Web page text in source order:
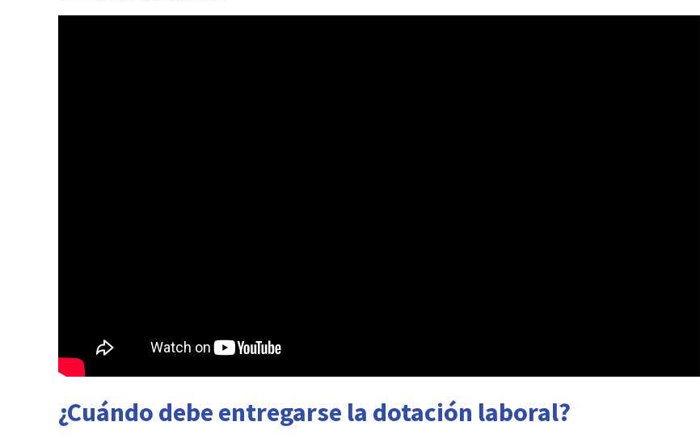
¿Cuándo debe entregarse la dotación laboral?